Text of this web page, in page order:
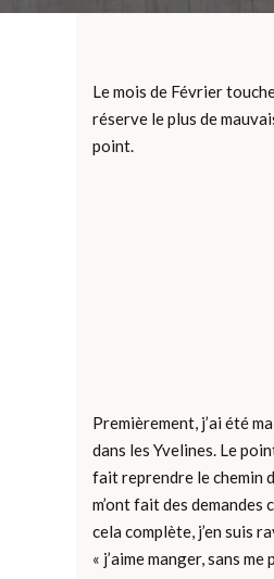
Le mois de Février
réserve le plus de
point.
Premièrement, j’ai été
dans les Yvelines. Le
fait reprendre le chemin
m’ont fait des
cela complète, j’en suis
« j’aime manger, sans